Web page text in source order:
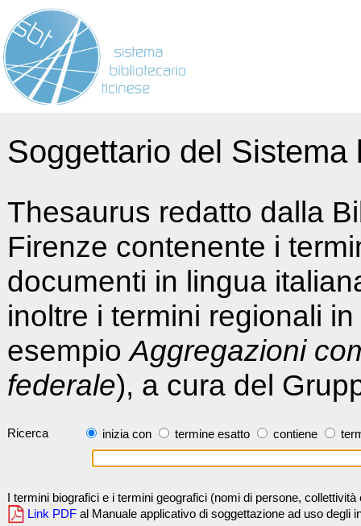
Soggettario del
Thesaurus redatto dalla
Firenze contenente i
documenti in lingua
inoltre i termini regionali
esempioAggregazioni
federale), a cura del
Ricerca inizia con termine esatto contiene
I termini biografici e i termini geografici (nomi di persone,
Link PDF al Manuale applicativo di soggettazione ad uso degli